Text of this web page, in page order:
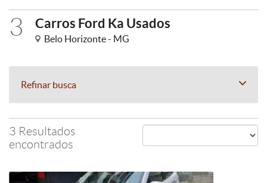
3 Carros Ford Ka Usados
Belo Horizonte - MG
Refinar busca
3 Resultados
encontrados